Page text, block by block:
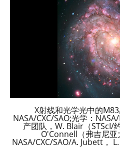
X射线和光学光中的
NASA/CXC/SAO;光学：
产团队，W. Blair（STScI/
O'Connell（弗吉尼亚
NASA/CXC/SAO/A. Jubett，